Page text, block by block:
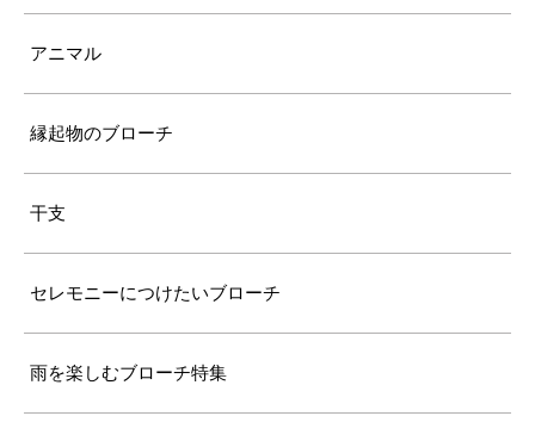
アニマル
縁起物のブローチ
干支
セレモニーにつけたいブローチ
雨を楽しむブローチ特集